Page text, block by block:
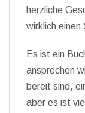
herzliche
wirklich einen
Es ist ein
ansprechen
bereit sind,
aber es ist